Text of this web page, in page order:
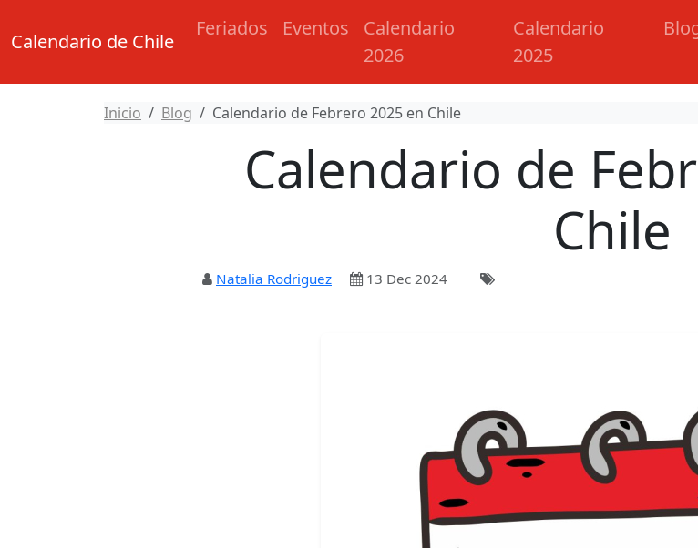
Calendario de Chile
Feriados Eventos
Calendario
2026
Calendario
2025
Inicio Blog Calendario de Febrero 2025 en Chile
Calendario de
Chile
Natalia Rodriguez 13 Dec 2024